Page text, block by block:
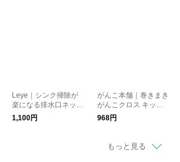
Leye｜シンク掃除が
楽になる排水口ネット
ホルダー バスグッズ
掃除用品 日本製
1,100円
がんこ本舗｜巻きまき
がんこクロス キッチ
ン用品 掃除用品
968円
もっと見る